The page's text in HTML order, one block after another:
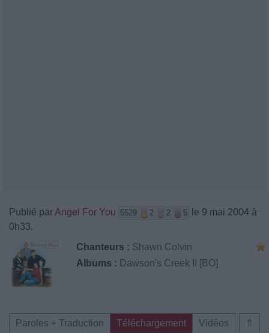
Publié parAngel For You 5529 2 2 5
le 9 mai 2004 à
0h33.
Chanteurs : Shawn Colvin
Albums : Dawson's Creek II [BO]
⇑
Paroles + Traduction Téléchargement
Vidéos